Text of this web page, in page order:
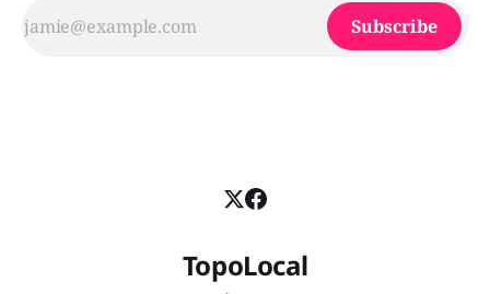
Subscribe
TopoLocal